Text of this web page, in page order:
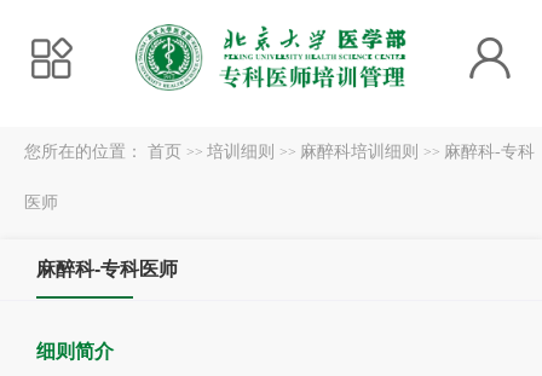
您所在的位置： 首页 >> 培训细则 >> 麻醉科培训细则 >> 麻醉科-专科
医师
麻醉科-专科医师
细则简介